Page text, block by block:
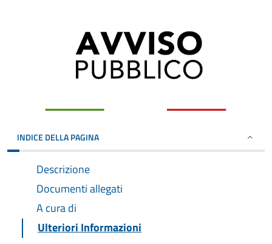
INDICE DELLA PAGINA
Descrizione
Documenti allegati
A cura di
Ulteriori Informazioni